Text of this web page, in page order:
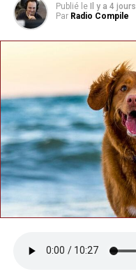
Publié le Il y a 4 jours
Par Radio Compile